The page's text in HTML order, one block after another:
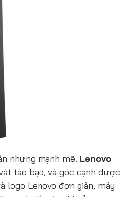
nhưng mạnh mẽ. Lenovo
táo bạo, và góc cạnh được
logo Lenovo đơn giản, máy